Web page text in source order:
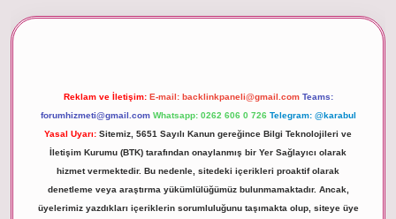
Reklam ve İletişim: E-mail: backlinkpaneli@gmail.com Teams:
forumhizmeti@gmail.com Whatsapp: 0262 606 0 726 Telegram: @karabul
Yasal Uyarı: Sitemiz, 5651 Sayılı Kanun gereğince Bilgi Teknolojileri ve
İletişim Kurumu (BTK) tarafından onaylanmış bir Yer Sağlayıcı olarak
hizmet vermektedir. Bu nedenle, sitedeki içerikleri proaktif olarak
denetleme veya araştırma yükümlülüğümüz bulunmamaktadır. Ancak,
üyelerimiz yazdıkları içeriklerin sorumluluğunu taşımakta olup, siteye üye